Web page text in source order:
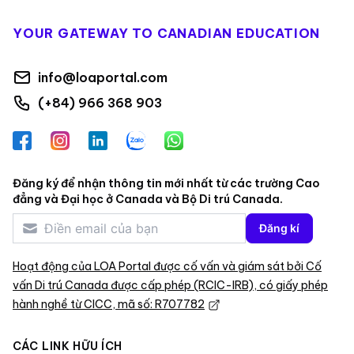
YOUR GATEWAY TO CANADIAN EDUCATION
info@loaportal.com
(+84) 966 368 903
FacebookInstagramLinkedInZalo WhatsApp
Đăng ký để nhận thông tin mới nhất từ các trường Cao
đẳng và Đại học ở Canada và Bộ Di trú Canada.
Đăng kí
Hoạt động của LOA Portal được cố vấn và giám sát bởi Cố
vấn Di trú Canada được cấp phép (RCIC-IRB), có giấy phép
hành nghề từ CICC, mã số: R707782
CÁC LINK HỮU ÍCH